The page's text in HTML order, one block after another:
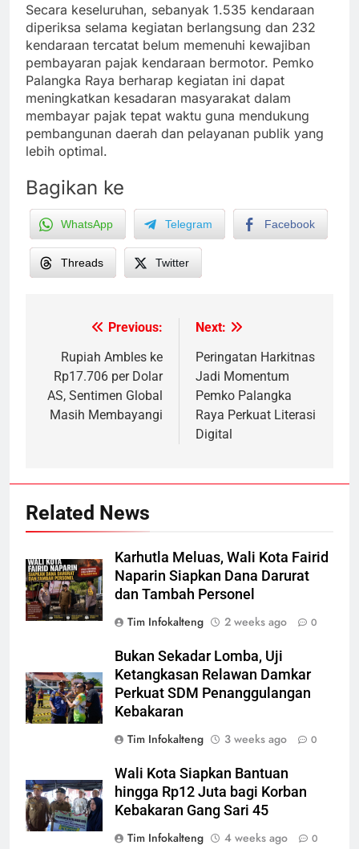
Secara keseluruhan, sebanyak 1.535 kendaraan
diperiksa selama kegiatan berlangsung dan 232
kendaraan tercatat belum memenuhi kewajiban
pembayaran pajak kendaraan bermotor. Pemko
Palangka Raya berharap kegiatan ini dapat
meningkatkan kesadaran masyarakat dalam
membayar pajak tepat waktu guna mendukung
pembangunan daerah dan pelayanan publik yang
lebih optimal.
Bagikan ke
WhatsApp Telegram Facebook
Threads Twitter
navigation
Previous:
Rupiah Ambles ke
Rp17.706 per Dolar
AS, Sentimen Global
Masih Membayangi
Next:
Peringatan Harkitnas
Jadi Momentum
Pemko Palangka
Raya Perkuat Literasi
Digital
Related News
Karhutla Meluas, Wali Kota Fairid
Naparin Siapkan Dana Darurat
dan Tambah Personel
Tim Infokalteng
2 weeks ago 0
Bukan Sekadar Lomba, Uji
Ketangkasan Relawan Damkar
Perkuat SDM Penanggulangan
Kebakaran
Tim Infokalteng
3 weeks ago 0
Wali Kota Siapkan Bantuan
hingga Rp12 Juta bagi Korban
Kebakaran Gang Sari 45
Tim Infokalteng
4 weeks ago 0